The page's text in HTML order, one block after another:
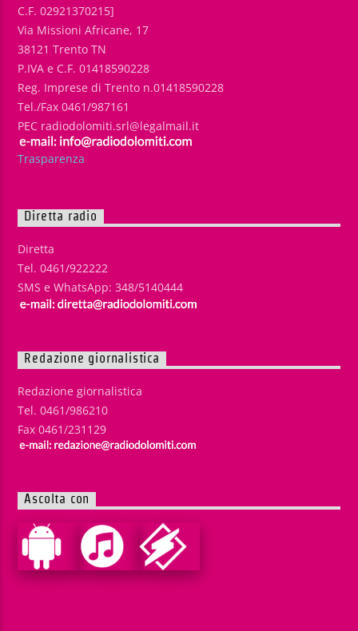
C.F. 02921370215]
Via Missioni Africane, 17
38121 Trento TN
P.IVA e C.F. 01418590228
Reg. Imprese di Trento n.01418590228
Tel./Fax 0461/987161
PEC radiodolomiti.srl@legalmail.it
Trasparenza
Diretta radio
Diretta
Tel. 0461/922222
SMS e WhatsApp: 348/5140444
Redazione giornalistica
Redazione giornalistica
Tel. 0461/986210
Fax 0461/231129
Ascolta con